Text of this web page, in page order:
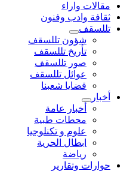
مقالات واراء
ثقافة وادب وفنون
تللسقف
شؤون تللسقف
تأريخ تللسقف
صور تللسقف
عوائل تللسقف
قضايا شعبنا
أخبار
أخبار عامة
محطات طبية
علوم و تکنلوجیا
ابطال الحرية
رياضة
حوارات وتقارير